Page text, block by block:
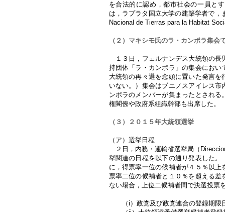
を合法的に認め，都市社会の一員と
は，ラプラタ国立大学の建築学者で
Nacional de Tierras para la Habitat
（２）マキシモ氏のラ・カンポラ集会
１３日，フェルナンデス大統領の長
持団体「ラ・カンポラ」の集会にお
大統領の再々選を念頭に置いた発言
いない。）集会はブエノスアイレス
ンポラのメンバーが集まったとされ
権閣僚や政府系組織幹部も出席した。
（３）２０１５年大統領選挙
（ア）選挙日程
２日，内務・運輸省選挙局（
挙関連の日程を以下の通り発表した
に，得票率一位の候補者が４５％以
票率二位の候補者と１０％を超える
ない場合，上位二候補者間で決選投票
（i）政党及び政党連合の登録期限